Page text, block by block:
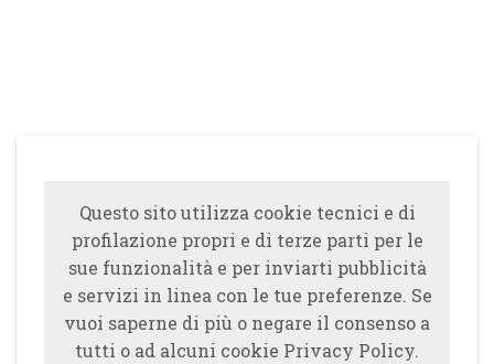
Questo sito utilizza cookie tecnici e di
profilazione propri e di terze parti per le
sue funzionalità e per inviarti pubblicità
e servizi in linea con le tue preferenze. Se
vuoi saperne di più o negare il consenso a
tutti o ad alcuni cookie Privacy Policy.